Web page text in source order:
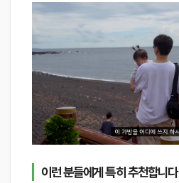
이런 분들에게 특히 추천합니다